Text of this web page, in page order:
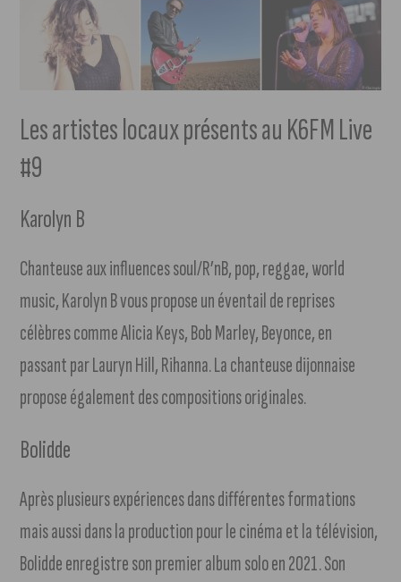
Les artistes locaux présents au K6FM Live
#9
Karolyn B
Chanteuse aux influences soul/R’nB, pop, reggae, world
music, Karolyn B vous propose un éventail de reprises
célèbres comme Alicia Keys, Bob Marley, Beyonce, en
passant par Lauryn Hill, Rihanna. La chanteuse dijonnaise
propose également des compositions originales.
Bolidde
Après plusieurs expériences dans différentes formations
mais aussi dans la production pour le cinéma et la télévision,
Bolidde enregistre son premier album solo en 2021. Son